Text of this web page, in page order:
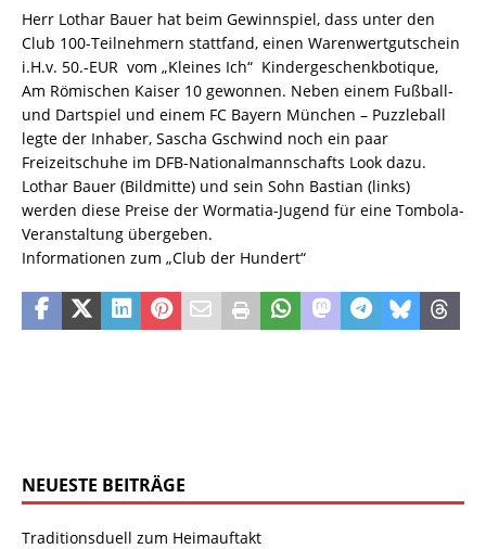
Herr Lothar Bauer hat beim Gewinnspiel, dass unter den
Club 100-Teilnehmern stattfand, einen Warenwertgutschein
i.H.v. 50.-EUR vom „Kleines Ich“ Kindergeschenkbotique,
Am Römischen Kaiser 10 gewonnen. Neben einem Fußball-
und Dartspiel und einem FC Bayern München – Puzzleball
legte der Inhaber, Sascha Gschwind noch ein paar
Freizeitschuhe im DFB-Nationalmannschafts Look dazu.
Lothar Bauer (Bildmitte) und sein Sohn Bastian (links)
werden diese Preise der Wormatia-Jugend für eine Tombola-
Veranstaltung übergeben.
Informationen zum „Club der Hundert“
NEUESTE BEITRÄGE
Traditionsduell zum Heimauftakt